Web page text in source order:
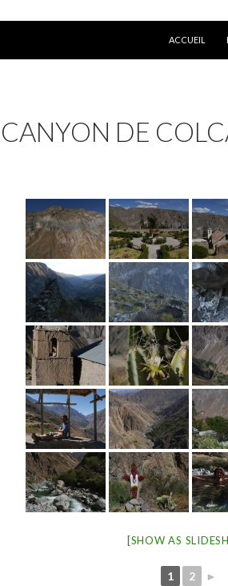
ACCUEIL
CANYON DE
[SHOW AS
1 2 ►